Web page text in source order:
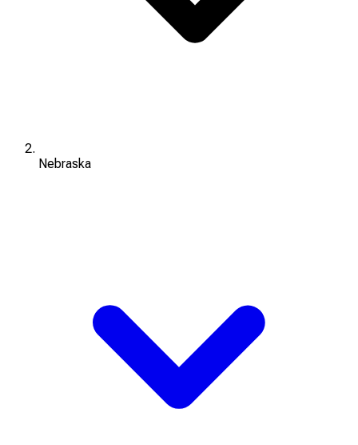
Nebraska